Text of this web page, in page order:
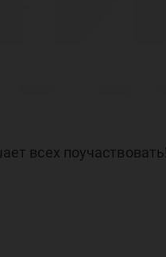
всех поучаствовать!